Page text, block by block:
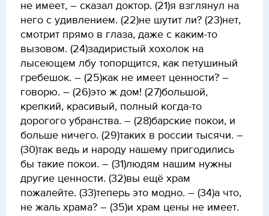
не имеет, – сказал доктор. (21)я взглянул на
него с удивлением. (22)не шутит ли? (23)нет,
смотрит прямо в глаза, даже с каким-то
вызовом. (24)задиристый хохолок на
лысеющем лбу топорщится, как петушиный
гребешок. – (25)как не имеет ценности? –
говорю. – (26)это ж дом! (27)большой,
крепкий, красивый, полный когда-то
дорогого убранства. – (28)барские покои, и
больше ничего. (29)таких в россии тысячи. –
(30)так ведь и народу нашему пригодились
бы такие покои. – (31)людям нашим нужны
другие ценности. (32)вы ещё храм
пожалейте. (33)теперь это модно. – (34)а что,
не жаль храма? – (35)и храм цены не имеет.